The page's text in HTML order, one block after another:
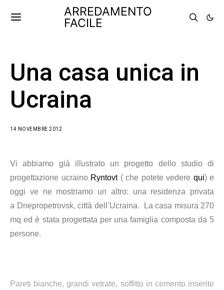
ARREDAMENTO
FACILE
Una casa unica in
Ucraina
14 NOVEMBRE 2012
Vi abbiamo già illustrato un progetto dello studio di
progettazione ucraino Ryntovt( che potete vedere qui) e
oggi ve ne mostriamo un altro: una residenza privata
a Dnepropetrovsk, città dell’Ucraina. La casa misura 270
mq ed è stata progettata per una famiglia composta da 5
persone.
Pareti bianche, grandi vetrate, soffitto in cemento inserite